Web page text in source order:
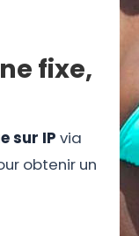
fixe,
sur IP via
obtenir un